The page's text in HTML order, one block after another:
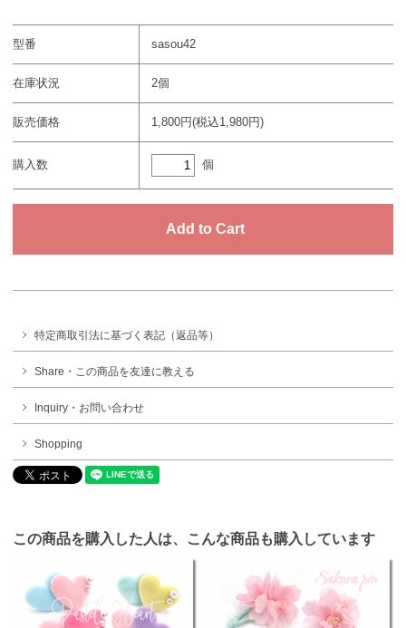
型番 sasou42
在庫状況 2個
販売価格 1,800円(税込1,980円)
購入数 個
特定商取引法に基づく表記（返品等）
Share・この商品を友達に教える
Inquiry・お問い合わせ
Shopping
この商品を購入した人は、こんな商品も購入しています